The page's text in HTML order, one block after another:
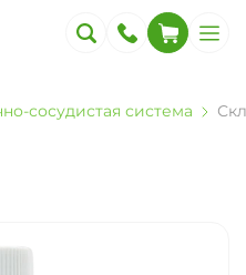
сосудистая система